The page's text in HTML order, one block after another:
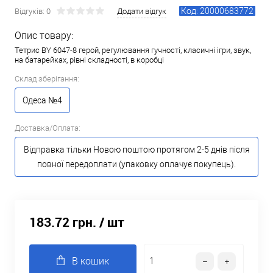
Відгуків: 0 Додати відгук Код: 20000683772
Опис товару:
Тетрис BY 6047-8 герой, регулювання гучності, класичні ігри, звук,
на батарейках, рівні складності, в коробці
Склад зберігання:
Одеса №4
Доставка/Оплата:
Відправка тільки Новою поштою протягом 2-5 днів після
повної передоплати (упаковку оплачує покупець).
183.72 грн. / шт
В кошик